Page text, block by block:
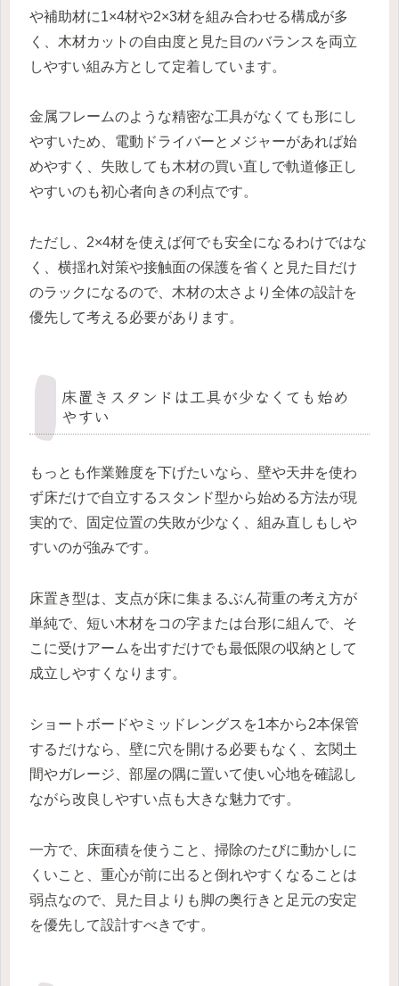
や補助材に1×4材や2×3材を組み合わせる構成が多
く、木材カットの自由度と見た目のバランスを両立
しやすい組み方として定着しています。
金属フレームのような精密な工具がなくても形にし
やすいため、電動ドライバーとメジャーがあれば始
めやすく、失敗しても木材の買い直しで軌道修正し
やすいのも初心者向きの利点です。
ただし、2×4材を使えば何でも安全になるわけではな
く、横揺れ対策や接触面の保護を省くと見た目だけ
のラックになるので、木材の太さより全体の設計を
優先して考える必要があります。
床置きスタンドは工具が少なくても始め
やすい
もっとも作業難度を下げたいなら、壁や天井を使わ
ず床だけで自立するスタンド型から始める方法が現
実的で、固定位置の失敗が少なく、組み直しもしや
すいのが強みです。
床置き型は、支点が床に集まるぶん荷重の考え方が
単純で、短い木材をコの字または台形に組んで、そ
こに受けアームを出すだけでも最低限の収納として
成立しやすくなります。
ショートボードやミッドレングスを1本から2本保管
するだけなら、壁に穴を開ける必要もなく、玄関土
間やガレージ、部屋の隅に置いて使い心地を確認し
ながら改良しやすい点も大きな魅力です。
一方で、床面積を使うこと、掃除のたびに動かしに
くいこと、重心が前に出ると倒れやすくなることは
弱点なので、見た目よりも脚の奥行きと足元の安定
を優先して設計すべきです。